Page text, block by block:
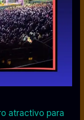
atractivo para